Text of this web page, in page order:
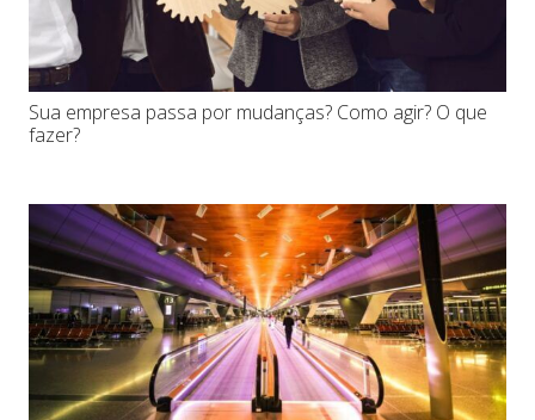
Sua empresa passa por mudanças? Como agir? O que
fazer?